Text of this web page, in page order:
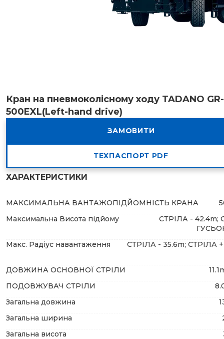
Кран на пневмоколісному ходу TADANO GR-
500EXL(Left-hand drive)
ЗАМОВИТИ
ТЕХПАСПОРТ PDF
ХАРАКТЕРИСТИКИ
МАКСИМАЛЬНА ВАНТАЖОПІДЙОМНІСТЬ КРАНА
Максимальна Висота підйому
СТРІЛА - 42.4m;
Макс. Радіус навантаження
СТРІЛА - 35.6m; СТРІЛА
ДОВЖИНА ОСНОВНОЇ СТРІЛИ
ПОДОВЖУВАЧ СТРІЛИ
Загальна довжина
Загальна ширина
Загальна висота